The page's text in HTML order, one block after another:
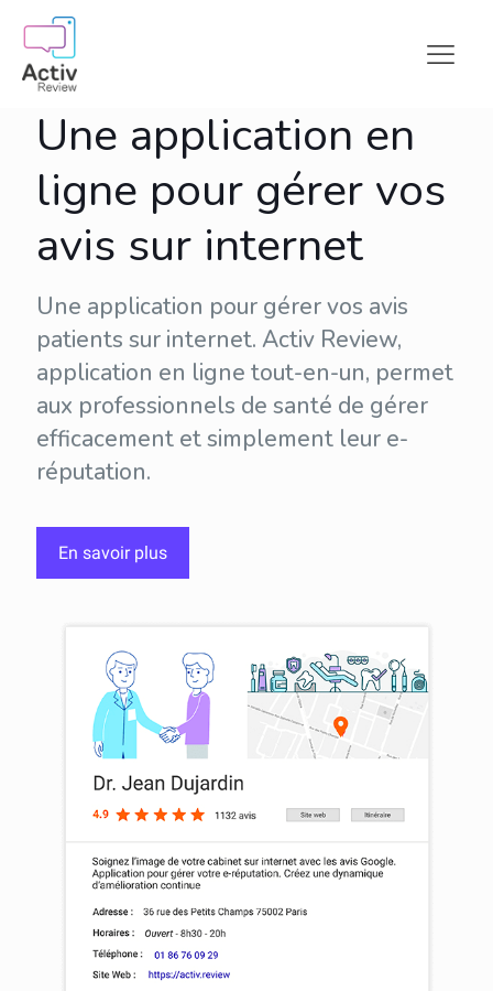
Une application en
ligne pour gérer vos
avis sur internet
Une application pour gérer vos avis
patients sur internet. Activ Review,
application en ligne tout-en-un, permet
aux professionnels de santé de gérer
efficacement et simplement leur e-
réputation.
En savoir plus